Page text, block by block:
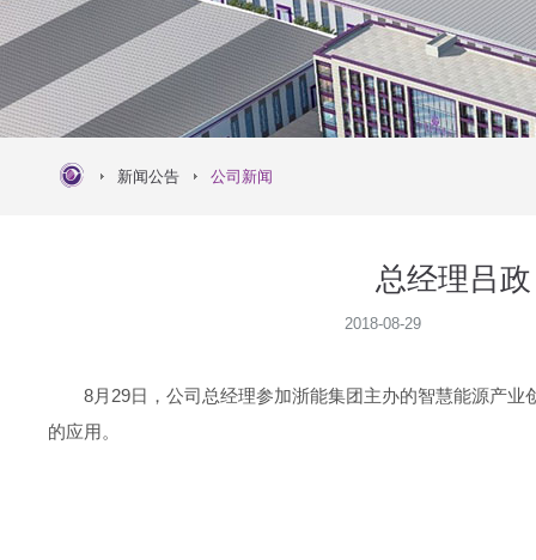
新闻公告 公司新闻
总经理吕
2018-08-29
8月29日，公司总经理参加浙能集团主办的智慧能源产
的应用。